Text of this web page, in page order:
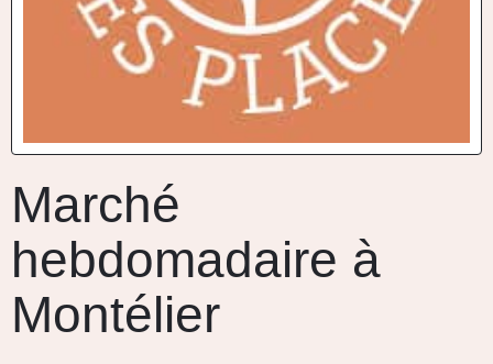
Marché
hebdomadaire à
Montélier